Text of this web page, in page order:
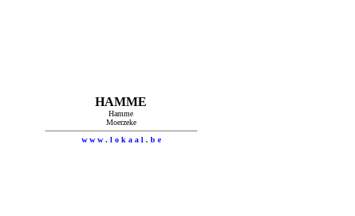
HAMME
Hamme
Moerzeke
w w w . l o k a a l . b e